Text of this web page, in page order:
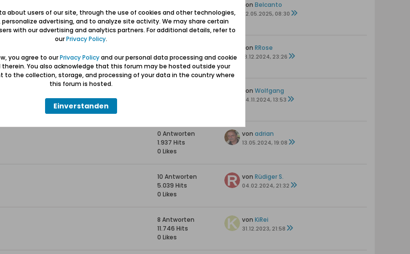
18.097 Hits
0 Likes
von Belcanto
22.05.2025, 08:30
+16.12.2023
12.368 Hits
0 Likes
von RRose
18.12.2024, 23:26
von Wolfgang
04.11.2024, 13:53
0 Antworten
1.937 Hits
0 Likes
von adrian
13.05.2024, 19:08
10 Antworten
5.039 Hits
0 Likes
von Rüdiger S.
04.02.2024, 21:32
8 Antworten
11.746 Hits
0 Likes
von KiRei
31.12.2023, 21:58
about users of our site, through the use of cookies and other technologies,
personalize advertising, and to analyze site activity. We may share certain
with our advertising and analytics partners. For additional details, refer to
ourPrivacy Policy.
you agree to ourPrivacy Policyand our personal data processing and cookie
You also acknowledge that this forum may be hosted outside your
to the collection, storage, and processing of your data in the country where
this forum is hosted.
Einverstanden